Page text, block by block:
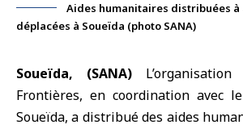
Aides humanitaires distribuées à
déplacées à Soueïda (photo SANA)
Soueïda, (SANA)
Frontières, en coordination avec
Soueïda, a distribué des aides